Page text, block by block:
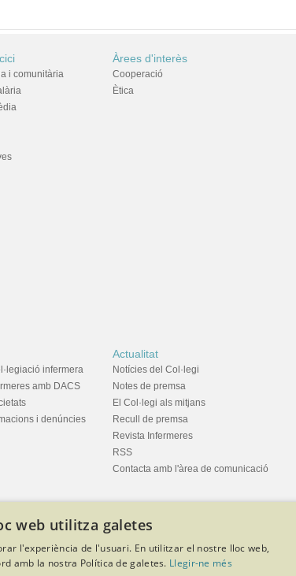
i comunitària
Àrees d'interès
Cooperació
Ètica
infermera
amb DACS
i denúncies
Actualitat
Notícies del Col·legi
Notes de premsa
El Col·legi als mitjans
Recull de premsa
Revista Infermeres
RSS
Contacta amb l'àrea de comunicació
Avís legal Política de protecció de dades
web utilitza galetes
l'experiència de l'usuari. En utilitzar el nostre lloc web,
amb la nostra Política de galetes. Llegir-ne més